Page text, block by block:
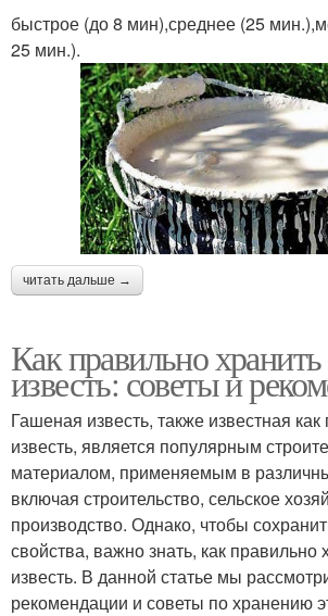
быстрое (до 8 мин),среднее (25
25 мин.).
читать дальше →
Как правильно
известь: советы и
Гашеная известь, также известная как
известь, является популярным
материалом, применяемым в
включая строительство, сельское
производство. Однако, чтобы
свойства, важно знать, как
известь. В данной статье мы
рекомендации и советы по хранению